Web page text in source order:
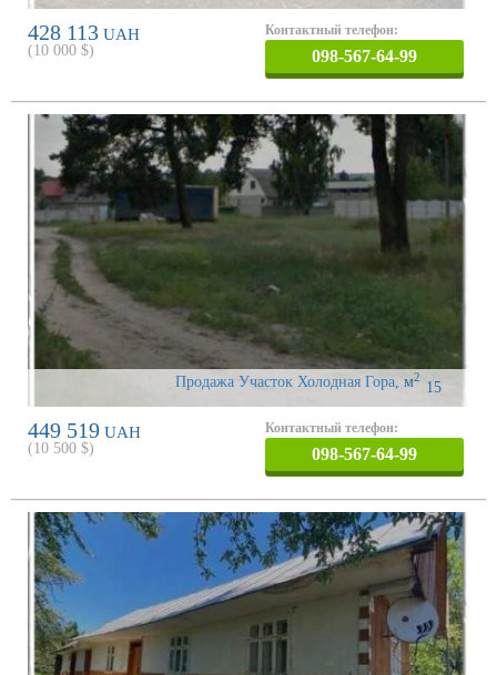
428 113 UAH
(10 000 $)
Контактный телефон:
098-567-64-99
Продажа Участок Холодная Гора 15
м2
449 519 UAH
(10 500 $)
Контактный телефон:
098-567-64-99